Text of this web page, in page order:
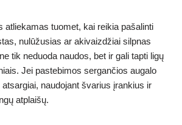
atliekamas tuomet, kai reikia pašalinti
nulūžusias ar akivaizdžiai silpnas
tik neduoda naudos, bet ir gali tapti ligų
Jei pastebimos sergančios augalo
naudojant švarius įrankius ir
atplaišų.